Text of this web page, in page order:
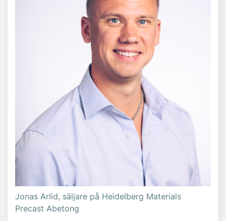
Jonas Arlid, säljare på Heidelberg Materials
Precast Abetong